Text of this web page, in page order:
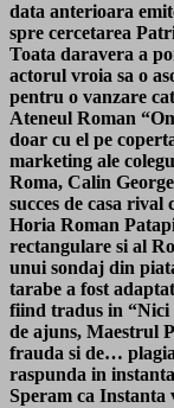
data anterioara
spre cercetarea
Toata daravera a
actorul vroia sa o
pentru o vanzare
Ateneul Roman
doar cu el pe
marketing ale
Roma, Calin
succes de casa
Horia Roman
rectangulare si al
unui sondaj din
tarabe a fost
fiind tradus in “Nici
de ajuns, Maestrul
frauda si de…
raspunda in
Speram ca Instanta